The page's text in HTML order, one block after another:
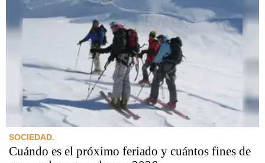
SOCIEDAD.
Cuándo es el próximo feriado y cuántos fines de